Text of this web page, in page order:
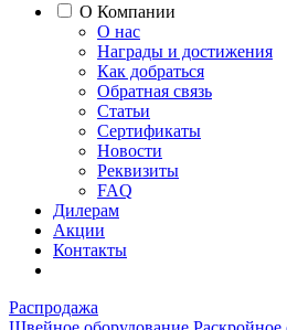
О Компании
О нас
Награды и достижения
Как добраться
Обратная связь
Статьи
Сертификаты
Новости
Реквизиты
FAQ
Дилерам
Акции
Контакты
Распродажа